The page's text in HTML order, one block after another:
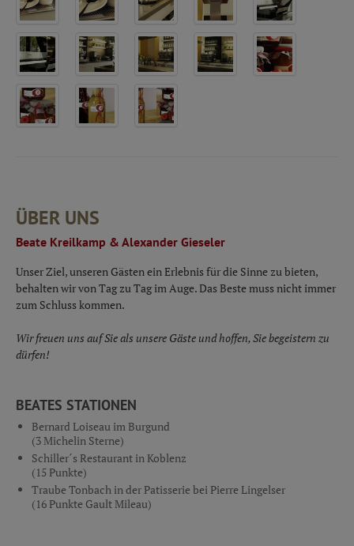
ÜBER UNS
Beate Kreilkamp & Alexander Gieseler
Unser Ziel, unseren Gästen ein Erlebnis für die Sinne zu bieten,
behalten wir von Tag zu Tag im Auge. Das Beste muss nicht immer
zum Schluss kommen.
Wir freuen uns auf Sie als unsere Gäste und hoffen, Sie begeistern zu
dürfen!
BEATES STATIONEN
Bernard Loiseau im Burgund
(3 Michelin Sterne)
Schiller´s Restaurant in Koblenz
(15 Punkte)
Traube Tonbach in der Patisserie bei Pierre Lingelser
(16 Punkte Gault Mileau)